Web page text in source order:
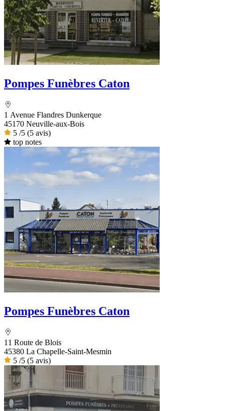
Pompes Funèbres Caton
1 Avenue Flandres Dunkerque
45170 Neuville-aux-Bois
5 /5 (5 avis)
top notes
Pompes Funèbres Caton
11 Route de Blois
45380 La Chapelle-Saint-Mesmin
5 /5 (5 avis)